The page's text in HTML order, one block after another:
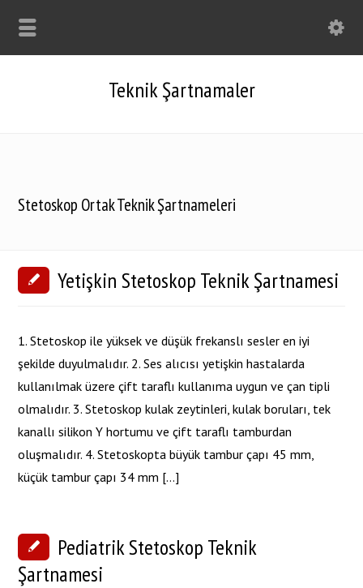
Teknik Şartnamaler
Stetoskop Ortak Teknik Şartnameleri
Yetişkin Stetoskop Teknik Şartnamesi
1. Stetoskop ile yüksek ve düşük frekanslı sesler en iyi
şekilde duyulmalıdır. 2. Ses alıcısı yetişkin hastalarda
kullanılmak üzere çift taraflı kullanıma uygun ve çan tipli
olmalıdır. 3. Stetoskop kulak zeytinleri, kulak boruları, tek
kanallı silikon Y hortumu ve çift taraflı tamburdan
oluşmalıdır. 4. Stetoskopta büyük tambur çapı 45 mm,
küçük tambur çapı 34 mm […]
Pediatrik Stetoskop Teknik
Şartnamesi